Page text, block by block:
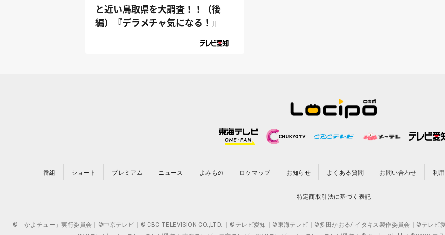
と近い鳥取県を大調査！！（後
編）『デラメチャ気になる！』
番組 ショート プレミアム ニュース よみもの ロケマップ お知らせ よくある質問 お問い合わせ 利
特定商取引法に基づく表記
©「かよチュー」実行委員会｜©中京テレビ｜© CBC TELEVISION CO.,LTD. ｜©テレビ愛知｜©東海テレビ｜©多田かおる/ イタキス製作委員会｜©テレビ